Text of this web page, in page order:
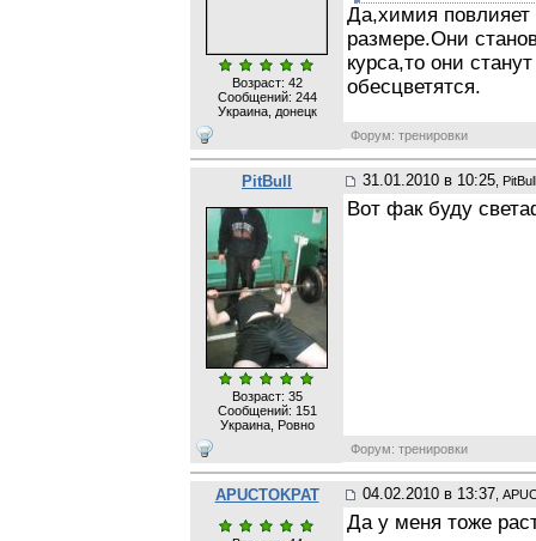
Возраст: 42
Сообщений: 244
Украина, донецк
Да,химия повлияет
размере.Они
курса,то они
обесцветятся.
Форум: тренировки
PitBull 31.01.2010 в 10:25 , PitBull
Возраст: 35
Сообщений: 151
Украина, Ровно
Вот фак буду
Форум: тренировки
APUCTOKPAT 04.02.2010 в 13:37,
Да у меня тоже